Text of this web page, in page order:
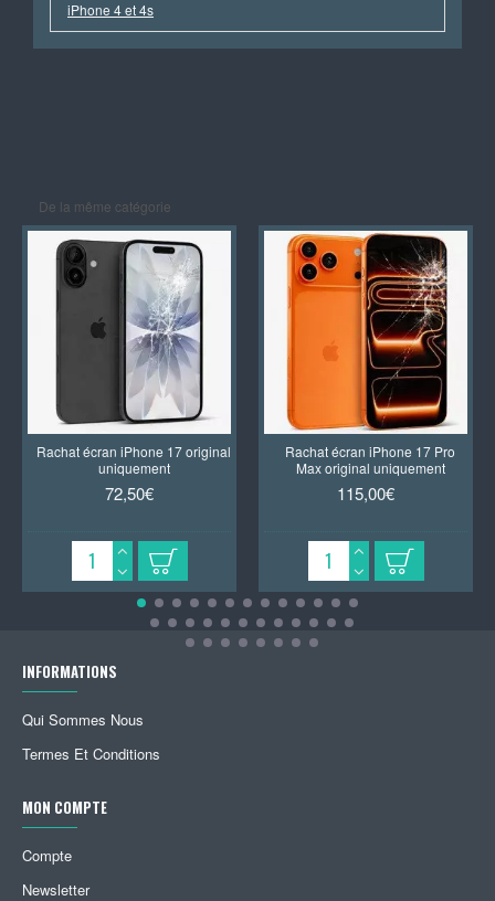
iPhone 4 et 4s
De la même catégorie
Rachat écran iPhone 17 original
uniquement
72,50€
Rachat écran iPhone 17 Pro
Max original uniquement
115,00€
INFORMATIONS
Qui Sommes Nous
Termes Et Conditions
MON COMPTE
Compte
Newsletter